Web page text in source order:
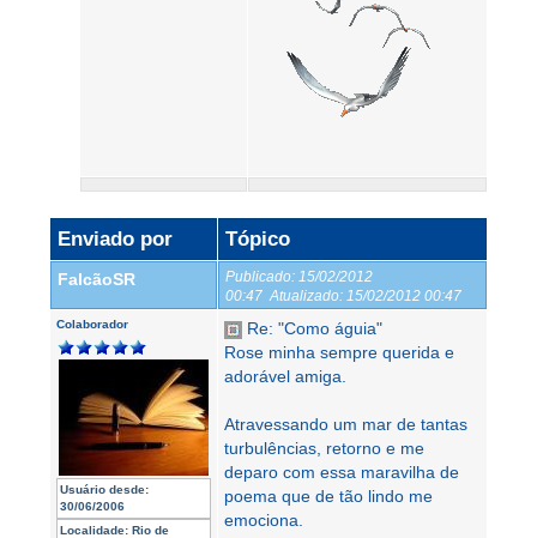
Enviado por Tópico
FalcãoSR Publicado: 15/02/2012
00:47 Atualizado: 15/02/2012 00:47
Colaborador
Usuário desde:
30/06/2006
Localidade: Rio de
Re: "Como águia"
Rose minha sempre querida e
adorável amiga.
Atravessando um mar de tantas
turbulências, retorno e me
deparo com essa maravilha de
poema que de tão lindo me
emociona.